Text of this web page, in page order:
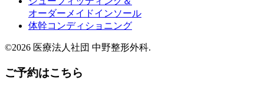
オーダーメイドインソール
体幹コンディショニング
©2026 医療法人社団 中野整形外科.
ご予約はこちら